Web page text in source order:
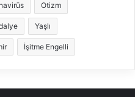
Otizm
Yaşlı
İşitme Engelli